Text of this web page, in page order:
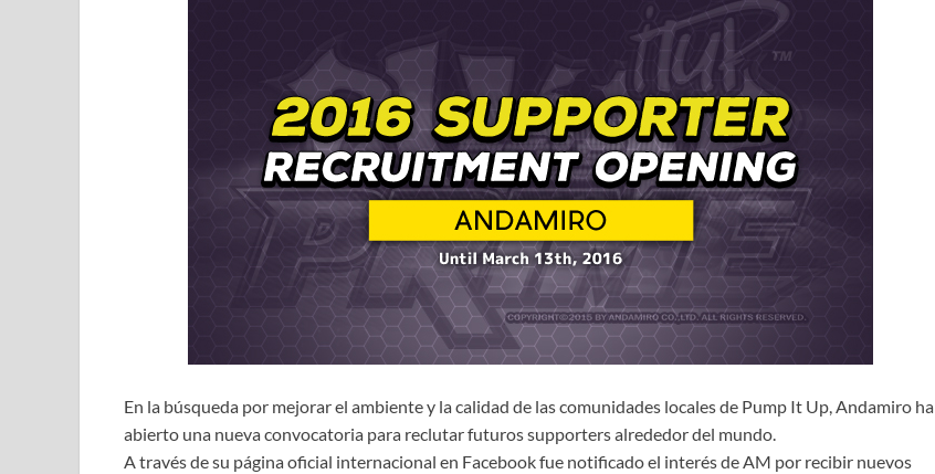
En la búsqueda por mejorar el ambiente y la calidad de las comunidades locales de Pump It Up, Andamiro ha
abierto una nueva convocatoria para reclutar futuros supporters alrededor del mundo.
A través de su página oficial internacional en Facebook fue notificado el interés de AM por recibir nuevos